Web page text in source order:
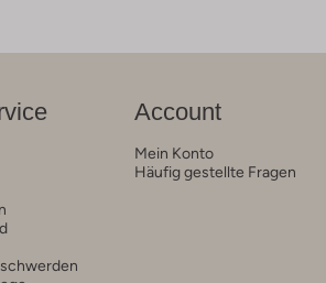
Account
Mein Konto
Häufig gestellte Fragen